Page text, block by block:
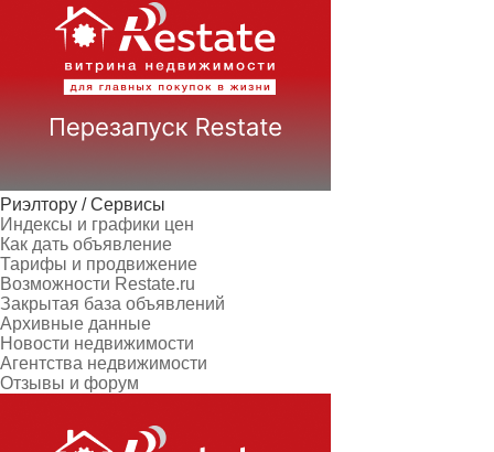
Риэлтору / Сервисы
Индексы и графики цен
Как дать объявление
Тарифы и продвижение
Возможности Restate.ru
Закрытая база объявлений
Архивные данные
Новости недвижимости
Агентства недвижимости
Отзывы и форум